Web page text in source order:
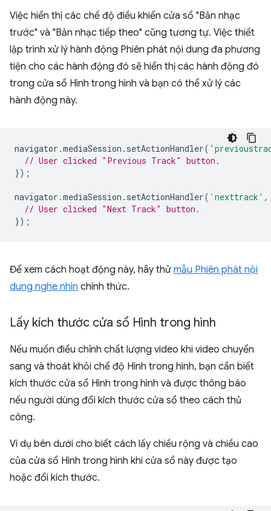
Việc hiển thị các chế độ điều khiển cửa sổ "Bản nhạc
trước" và "Bản nhạc tiếp theo" cũng tương tự. Việc thiết
lập trình xử lý hành động Phiên phát nội dung đa phương
tiện cho các hành động đó sẽ hiển thị các hành động đó
trong cửa sổ Hình trong hình và bạn có thể xử lý các
hành động này.
navigator .mediaSession . setActionHandler(
// User clicked "Previous Track" button.
});
navigator .mediaSession . setActionHandler( 'nexttrack' ,
// User clicked "Next Track" button.
});
Để xem cách hoạt động này, hãy thử mẫu Phiên phát nội
dung nghe nhìn chính thức.
Lấy kích thước cửa sổ Hình trong hình
Nếu muốn điều chỉnh chất lượng video khi video chuyển
sang và thoát khỏi chế độ Hình trong hình, bạn cần biết
kích thước cửa sổ Hình trong hình và được thông báo
nếu người dùng đổi kích thước cửa sổ theo cách thủ
công.
Ví dụ bên dưới cho biết cách lấy chiều rộng và chiều cao
của cửa sổ Hình trong hình khi cửa sổ này được tạo
hoặc đổi kích thước.